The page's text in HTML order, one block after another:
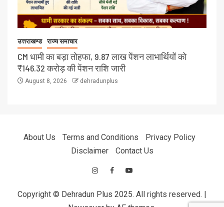
उत्तराखण्ड राज्य समाचार
CM धामी का बड़ा तोहफा, 9.87 लाख पेंशन लाभार्थियों को
₹146.32 करोड़ की पेंशन राशि जारी
August 8, 2026 dehradunplus
About Us Terms and Conditions
Privacy Policy
Disclaimer
Contact Us
Copyright © Dehradun Plus 2025. All rights reserved.